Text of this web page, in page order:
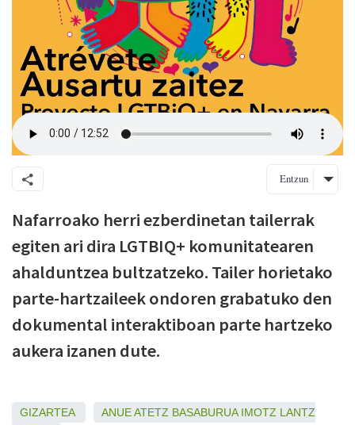
Entzun
Nafarroako herri ezberdinetan tailerrak
egiten ari dira LGTBIQ+ komunitatearen
ahalduntzea bultzatzeko. Tailer horietako
parte-hartzaileek ondoren grabatuko den
dokumental interaktiboan parte hartzeko
aukera izanen dute.
GIZARTEA ANUEATETZ BASABURUA IMOTZ LANTZ